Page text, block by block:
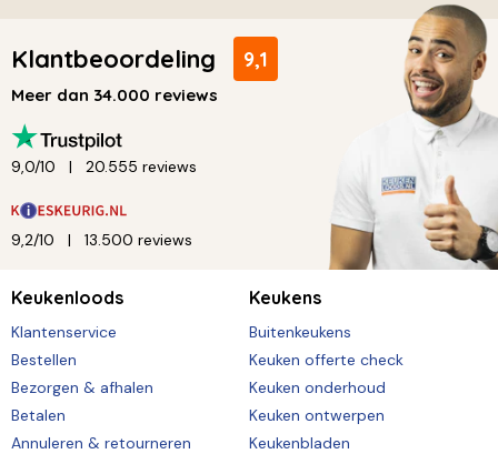
Klantbeoordeling 9,1
Meer dan 34.000 reviews
9,0/10 20.555 reviews
9,2/10 13.500 reviews
Keukenloods
Klantenservice
Bestellen
Bezorgen & afhalen
Betalen
Annuleren & retourneren
Keukens
Buitenkeukens
Keuken offerte check
Keuken onderhoud
Keuken ontwerpen
Keukenbladen